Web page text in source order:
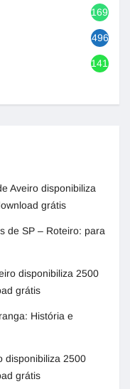
1692
496
1417
Aveiro disponibiliza
grátis
de SP – Roteiro: para
disponibiliza 2500
grátis
História e
disponibiliza 2500
grátis